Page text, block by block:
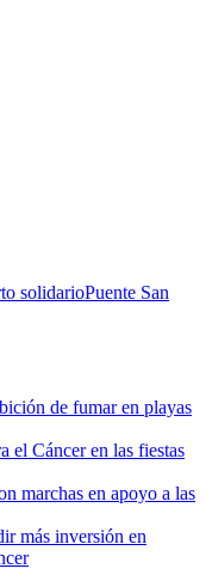
solidarioPuente San
de fumar en playas
el Cáncer en las fiestas
marchas en apoyo a las
más inversión en